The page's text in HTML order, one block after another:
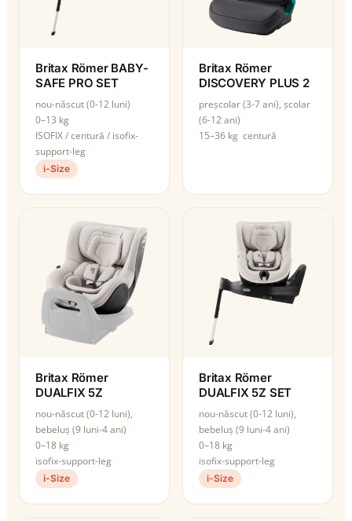
Britax Römer BABY-
SAFE PRO SET
nou-născut (0-12 luni)
0–13 kg
ISOFIX / centură / isofix-
support-leg
i-Size
Britax Römer
DISCOVERY PLUS 2
preșcolar (3-7 ani), școlar
(6-12 ani)
15–36 kg centură
Britax Römer
DUALFIX 5Z
nou-născut (0-12 luni),
bebeluș (9 luni-4 ani)
0–18 kg
isofix-support-leg
i-Size
Britax Römer
DUALFIX 5Z SET
nou-născut (0-12 luni),
bebeluș (9 luni-4 ani)
0–18 kg
isofix-support-leg
i-Size